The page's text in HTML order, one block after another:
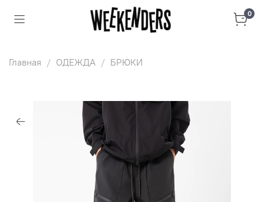
0
Главная ОДЕЖДА БРЮКИ